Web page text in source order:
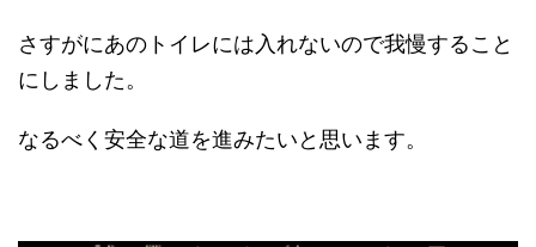
さすがにあのトイレには入れないので我慢すること
にしました。
なるべく安全な道を進みたいと思います。